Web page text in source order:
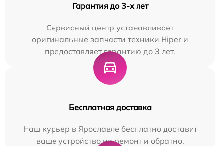
Гарантия до 3-х лет
Сервисный центр устанавливает
оригинальные запчасти техники Hiper и
предоставляет гарантию до 3 лет.
Бесплатная доставка
Наш курьер в Ярославле бесплатно доставит
ваше устройство на ремонт и обратно.